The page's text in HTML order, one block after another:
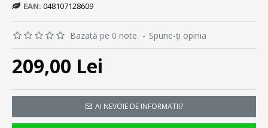
EAN: 048107128609
Bazată pe 0 note. - Spune-ţi opinia
209,00 Lei
AI NEVOIE DE INFORMATII?